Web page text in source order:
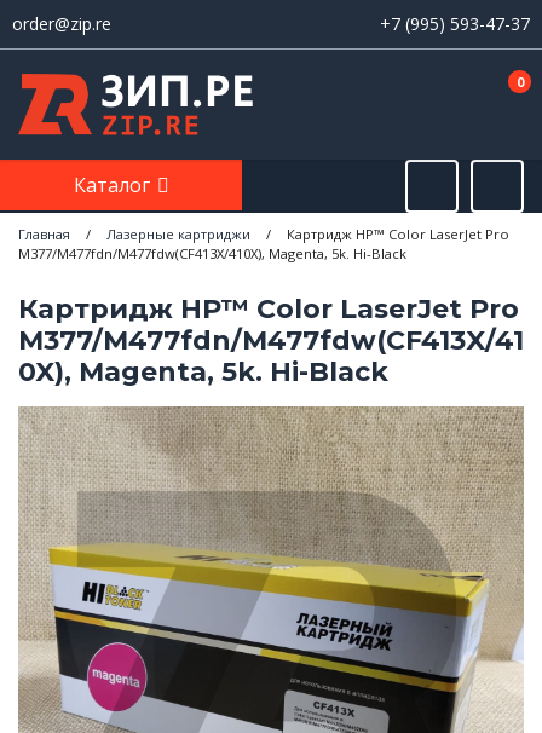
order@zip.re +7 (995) 593-47-37
0
Каталог
Главная / Лазерные картриджи /
Картридж HP™ Color LaserJet Pro
M377/M477fdn/M477fdw(CF413X/410X), Magenta, 5k. Hi-Black
Картридж HP™ Color LaserJet Pro
M377/M477fdn/M477fdw(CF413X/41
0X), Magenta, 5k. Hi-Black